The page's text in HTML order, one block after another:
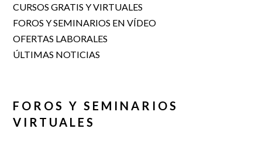
CURSOS GRATIS Y VIRTUALES
FOROS Y SEMINARIOS EN VÍDEO
OFERTAS LABORALES
ÚLTIMAS NOTICIAS
FOROS Y SEMINARIOS
VIRTUALES